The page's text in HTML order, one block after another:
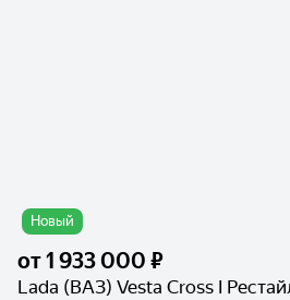
Новый
от1 933 000 ₽
Lada (ВАЗ) Vesta Cross I